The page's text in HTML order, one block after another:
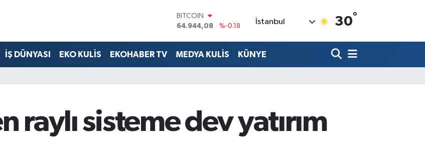
DOLAR
47,7436
%0.18
STERLİN
64,4811
%0.38
BITCOIN
64.944,08
%-0.18
İstanbul 30°
İŞ DÜNYASI EKO KULİS EKOHABER TV MEDYA KULİS KÜNYE
raylı sisteme dev yatırım